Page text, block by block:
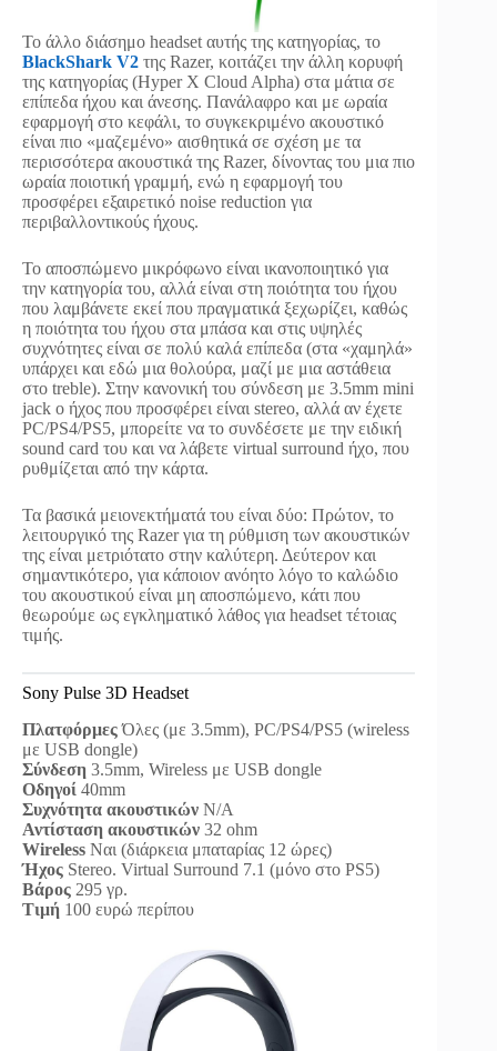
Το άλλο διάσημο headset αυτής της κατηγορίας, το
BlackShark V2 της Razer, κοιτάζει την άλλη κορυφή
της κατηγορίας (Hyper X Cloud Alpha) στα μάτια σε
επίπεδα ήχου και άνεσης. Πανάλαφρο και με ωραία
εφαρμογή στο κεφάλι, το συγκεκριμένο ακουστικό
είναι πιο «μαζεμένο» αισθητικά σε σχέση με τα
περισσότερα ακουστικά της Razer, δίνοντας του μια πιο
ωραία ποιοτική γραμμή, ενώ η εφαρμογή του
προσφέρει εξαιρετικό noise reduction για
περιβαλλοντικούς ήχους.
Το αποσπώμενο μικρόφωνο είναι ικανοποιητικό για
την κατηγορία του, αλλά είναι στη ποιότητα του ήχου
που λαμβάνετε εκεί που πραγματικά ξεχωρίζει, καθώς
η ποιότητα του ήχου στα μπάσα και στις υψηλές
συχνότητες είναι σε πολύ καλά επίπεδα (στα «χαμηλά»
υπάρχει και εδώ μια θολούρα, μαζί με μια αστάθεια
στο treble). Στην κανονική του σύνδεση με 3.5mm mini
jack ο ήχος που προσφέρει είναι stereo, αλλά αν έχετε
PC/PS4/PS5, μπορείτε να το συνδέσετε με την ειδική
sound card του και να λάβετε virtual surround ήχο, που
ρυθμίζεται από την κάρτα.
Τα βασικά μειονεκτήματά του είναι δύο: Πρώτον, το
λειτουργικό της Razer για τη ρύθμιση των ακουστικών
της είναι μετριότατο στην καλύτερη. Δεύτερον και
σημαντικότερο, για κάποιον ανόητο λόγο το καλώδιο
του ακουστικού είναι μη αποσπώμενο, κάτι που
θεωρούμε ως εγκληματικό λάθος για headset τέτοιας
τιμής.
Sony Pulse 3D Headset
ΠλατφόρμεςΌλες (με 3.5mm), PC/PS4/PS5 (wireless
με USB dongle)
Σύνδεση 3.5mm, Wireless με USB dongle
Οδηγοί 40mm
Συχνότητα ακουστικών Ν/Α
Αντίσταση ακουστικών 32 ohm
Wireless Ναι (διάρκεια μπαταρίας 12 ώρες)
Ήχος Stereo. Virtual Surround 7.1 (μόνο στο PS5)
Βάρος 295 γρ.
Τιμή 100 ευρώ περίπου